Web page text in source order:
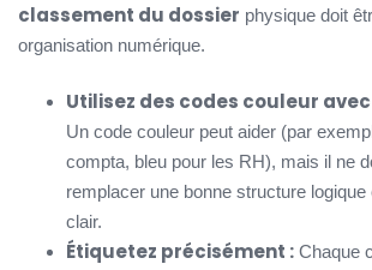
classement du dossier physique doit
organisation numérique.
Utilisez des codes couleur
Un code couleur peut aider (par
compta, bleu pour les RH), mais il ne
remplacer une bonne structure logique
clair.
Étiquetez précisément : Chaque